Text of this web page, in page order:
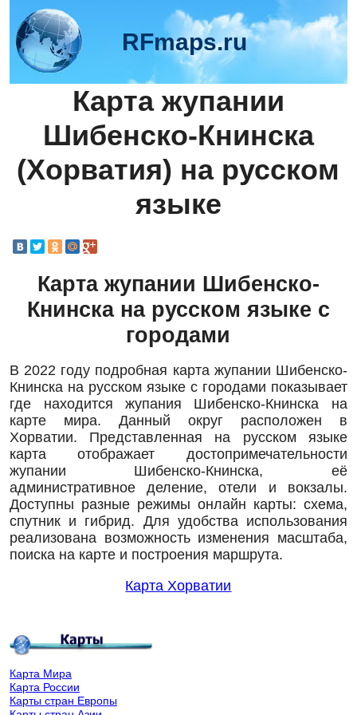
RFmaps.ru
Карта жупании
Шибенско-Книнска
(Хорватия) на русском
языке
Карта жупании Шибенско-
Книнска на русском языке с
городами
В 2022 году подробная карта жупании Шибенско-
Книнска на русском языке с городами показывает
где находится жупания Шибенско-Книнска на
карте мира. Данный округ расположен в
Хорватии. Представленная на русском языке
карта отображает достопримечательности
жупании Шибенско-Книнска, её
административное деление, отели и вокзалы.
Доступны разные режимы онлайн карты: схема,
спутник и гибрид. Для удобства использования
реализована возможность изменения масштаба,
поиска на карте и построения маршрута.
Карта Хорватии
Карта Мира
Карта России
Карты стран Европы